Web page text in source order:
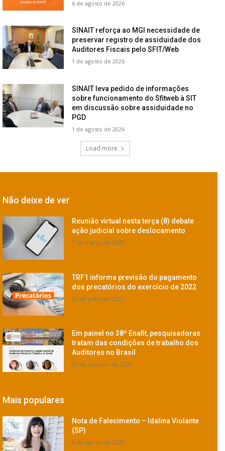
6 de agosto de 2026
SINAIT reforça ao MGI necessidade de
preservar registro de assiduidade dos
Auditores Fiscais pelo SFIT/Web
1 de agosto de 2026
SINAIT leva pedido de informações
sobre funcionamento do Sfitweb à SIT
em discussão sobre assiduidade no
PGD
1 de agosto de 2026
Load more
Não deixe de ver
Reunião virtual nesta terça (8) debate
ação judicial sobre deslocamento
7 de março de 2022
TRF1 informa previsão do pagamento
dos precatórios do exercício de 2022
22 de julho de 2022
Em painel no 38º Enafit, pesquisadoras
tratam das condições de trabalho dos
Auditores no Brasil
25 de outubro de 2022
Mais populares
Nota de Falecimento – Idalina Violante
(SP)
6 de agosto de 2026